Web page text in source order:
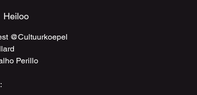
Heiloo
@Cultuurkoepel
Perillo